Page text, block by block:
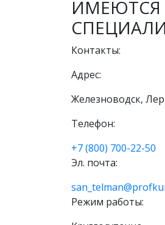
ИМЕЮТСЯ
Контакты:
Адрес:
Железноводск,
Телефон:
+7 (800) 700-22-50
Эл. почта:
Режим работы: